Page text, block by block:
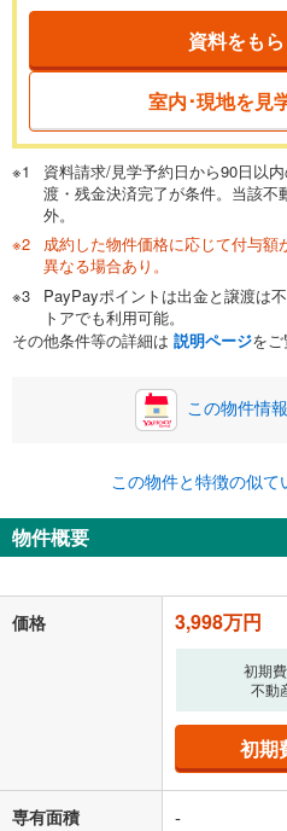
一般的には最長35年まで借り
が完済時の年齢は80歳までを条
閉じる
頭金
0万円
自己資金から住宅購入にかけら
い。一般的には物件価格の2割
閉じる
ボーナス
0円
ナス時の増額分（1回分）を入
ボーナス払いの限度額は金融
閉じる
月々の返済額
上、ご自身での入力をお願いいたし
る値は、実際の金融機関等における
の金融機関等における貸出金利を何
済方法「元利均等返済」にて算出し
適用した場合の計算結果を表示して
その他月額費用や、初期費用がかか
借り入れの際は各金融機関等に、必
す。
条件によってお借り入れができないこ
資料をもら
室内･現地を見
資料請求/見学予約日から90日以
渡・残金決済完了が条件。当該
外。
成約した物件価格に応じて付与額
異なる場合あり。
PayPayポイントは出金と譲渡は
トアでも利用可能。
その他条件等の詳細は 説明ページをご
この物件情
この物件と特徴の似て
物件概要
価格 3,998万円
初期
不動
初期
専有面積 -